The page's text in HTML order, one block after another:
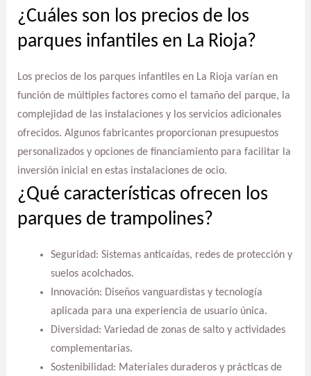
¿Cuáles son los precios de los
parques infantiles en La Rioja?
Los precios de los parques infantiles en La Rioja varían en
función de múltiples factores como el tamaño del parque, la
complejidad de las instalaciones y los servicios adicionales
ofrecidos. Algunos fabricantes proporcionan presupuestos
personalizados y opciones de financiamiento para facilitar la
inversión inicial en estas instalaciones de ocio.
¿Qué características ofrecen los
parques de trampolines?
Seguridad: Sistemas anticaídas, redes de protección y
suelos acolchados.
Innovación: Diseños vanguardistas y tecnología
aplicada para una experiencia de usuario única.
Diversidad: Variedad de zonas de salto y actividades
complementarias.
Sostenibilidad: Materiales duraderos y prácticas de